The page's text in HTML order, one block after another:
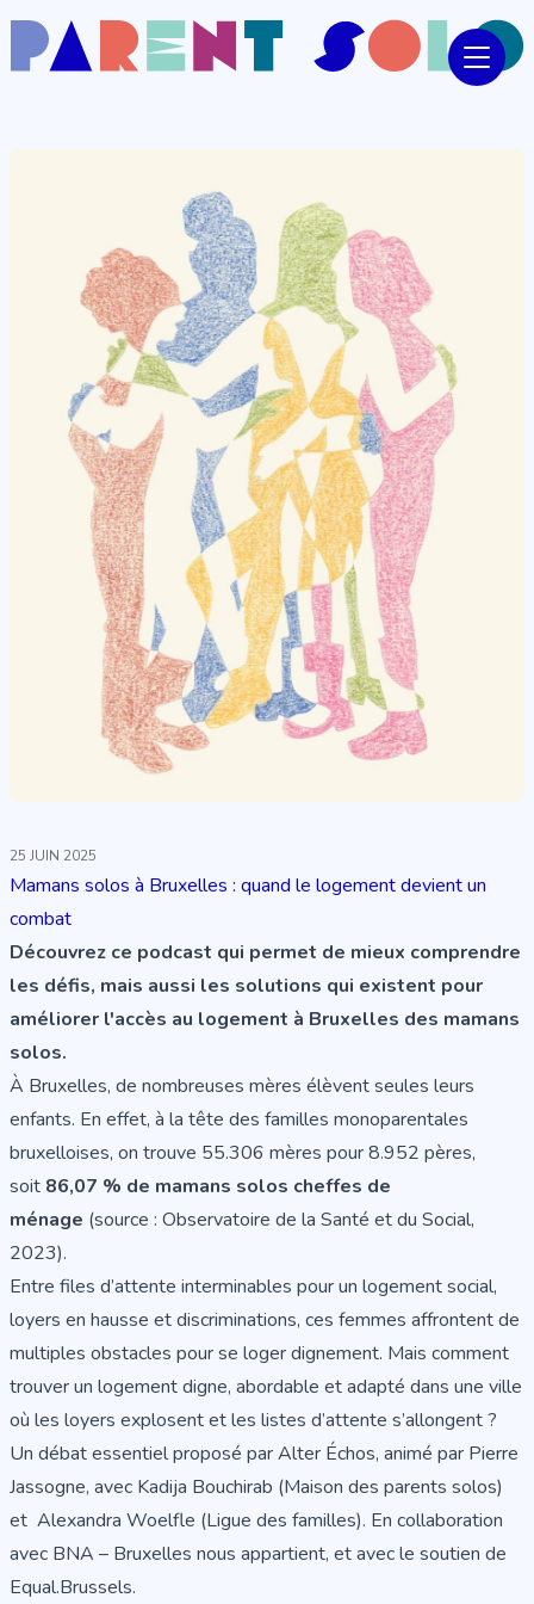
25 JUIN 2025
Mamans solos à Bruxelles : quand le logement devient un
combat
Découvrez ce podcast qui permet de mieux comprendre
les défis, mais aussi les solutions qui existent pour
améliorer l'accès au logement à Bruxelles des mamans
solos.
À Bruxelles, de nombreuses mères élèvent seules leurs
enfants. En effet, à la tête des familles monoparentales
bruxelloises, on trouve 55.306 mères pour 8.952 pères,
soit 86,07 % de mamans solos cheffes de
ménage (source : Observatoire de la Santé et du Social,
2023).
Entre files d’attente interminables pour un logement social,
loyers en hausse et discriminations, ces femmes affrontent de
multiples obstacles pour se loger dignement. Mais comment
trouver un logement digne, abordable et adapté dans une ville
où les loyers explosent et les listes d’attente s’allongent ?
Un débat essentiel proposé par Alter Échos, animé par Pierre
Jassogne, avec Kadija Bouchirab (Maison des parents solos)
et Alexandra Woelfle (Ligue des familles). En collaboration
avec BNA – Bruxelles nous appartient, et avec le soutien de
Equal.Brussels.